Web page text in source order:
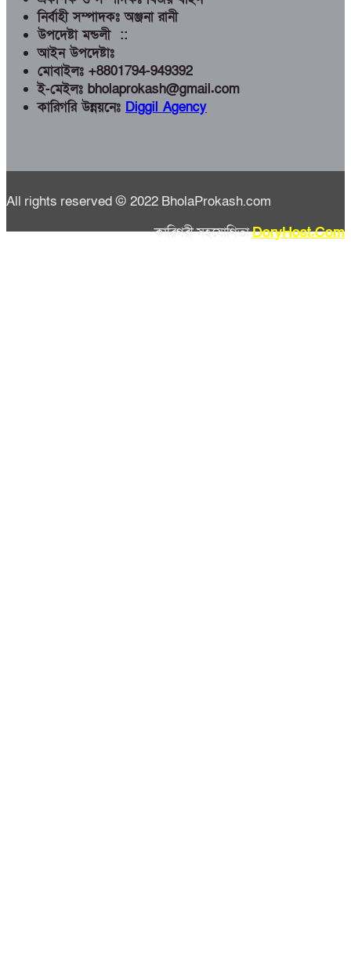
নির্বাহী সম্পাদকঃ অঞ্জনা রানী
উপদেষ্টা মন্ডলী ::
আইন উপদেষ্টাঃ
মোবাইলঃ +8801794-949392
ই-মেইলঃ bholaprokash@gmail.com
কারিগরি উন্নয়নেঃ Diggil Agency
All rights reserved © 2022 BholaProkash.com
কারিগরী সহযোগিতাDoryHost.Com